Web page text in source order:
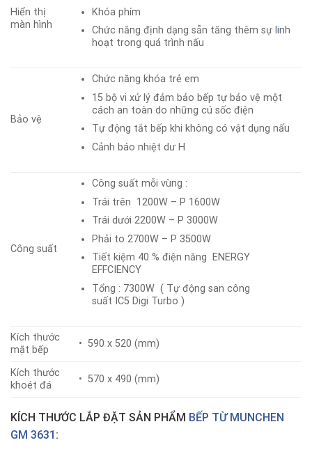
Hiển thị
màn hình
Khóa phím
Chức năng định dạng sẵn tăng thêm sự l inh
hoạt trong quá trình nấu
Bảo vệ
Chức năng khóa trẻ em
15 bộ vi xử lý đảm bảo bếp tự bảo vệ một
cách an toàn do những cú sốc điện
Tự động tắt bếp khi không có vật dụng nấu
Cảnh báo nhiệt dư H
Công suất
Công suất mỗi vùng :
Trái trên 1200W – P 1600W
Trái dưới 2200W – P 3000W
Phải to 2700W – P 3500W
Tiết kiệm 40 % điện năng ENERGY
EFFCIENCY
Tổng : 7300W ( Tự động san công
suất IC5 Digi Turbo )
Kích thước
mặt bếp
• 590 x 520 (mm)
Kích thước
khoét đá
• 570 x 490 (mm)
KÍCH THƯỚC LẮP ĐẶT SẢN PHẨM BẾP TỪ MUNCHEN
GM 3631 :